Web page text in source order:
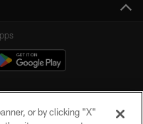
or by clicking "X"